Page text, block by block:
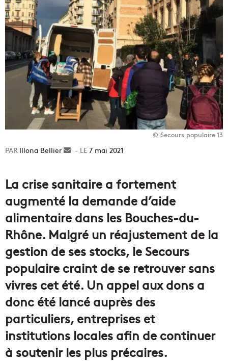
© Secours populaire 13
Illona Bellier
Envoyer7 mai 2021
La crise sanitaire a fortement
augmenté la demande d’aide
alimentaire dans les Bouches-du-
Rhône. Malgré un réajustement de la
gestion de ses stocks, le Secours
populaire craint de se retrouver sans
vivres cet été. Un appel aux dons a
donc été lancé auprès des
particuliers, entreprises et
institutions locales afin de continuer
à soutenir les plus précaires.